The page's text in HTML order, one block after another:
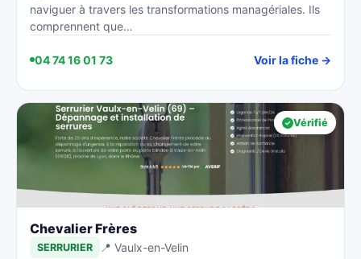
naviguer à travers les transformations managériales. Ils
comprennent que…
04 74 16 01 73 Voir la fiche →
Vérifié
Chevalier Frères
SERRURIER
📍 Vaulx-en-Velin